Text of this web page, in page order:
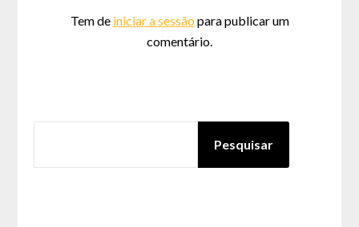
Tem de iniciar a sessão para publicar um
comentário.
Pesquisar